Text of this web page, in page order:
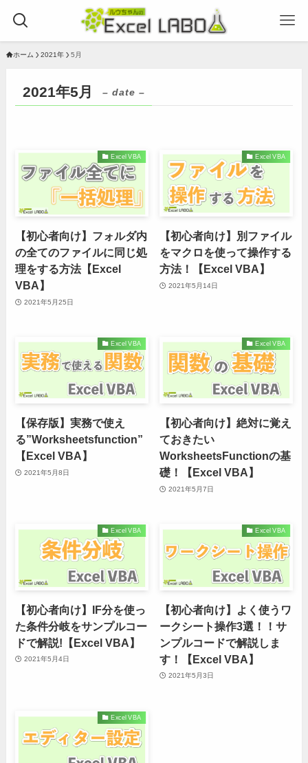
ホーム 2021年 5月
2021年5月 – date –
Excel VBA
【初心者向け】フォルダ内
の全てのファイルに同じ処
理をする方法【Excel
VBA】
2021年5月25日
Excel VBA
【初心者向け】別ファイル
をマクロを使って操作する
方法！【Excel VBA】
2021年5月14日
Excel VBA
【保存版】実務で使え
る”Worksheetsfunction”
【Excel VBA】
2021年5月8日
Excel VBA
【初心者向け】絶対に覚え
ておきたい
WorksheetsFunctionの基
礎！【Excel VBA】
2021年5月7日
Excel VBA
【初心者向け】IF分を使っ
た条件分岐をサンプルコー
ドで解説!【Excel VBA】
2021年5月4日
Excel VBA
【初心者向け】よく使うワ
ークシート操作3選！！サ
ンプルコードで解説しま
す！【Excel VBA】
2021年5月3日
Excel VBA